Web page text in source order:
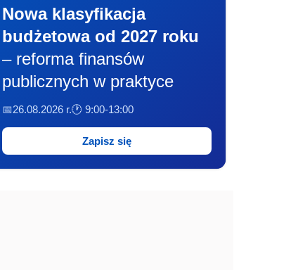
Nowa klasyfikacja
budżetowa od 2027 roku
– reforma finansów
publicznych w praktyce
📅26.08.2026 r.🕐 9:00-13:00
Zapisz się